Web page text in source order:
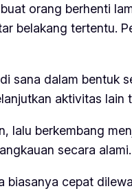
orang berhenti
belakang tertentu.
sana dalam bentuk
aktivitas lain
lalu berkembang
secara alami.
cepat